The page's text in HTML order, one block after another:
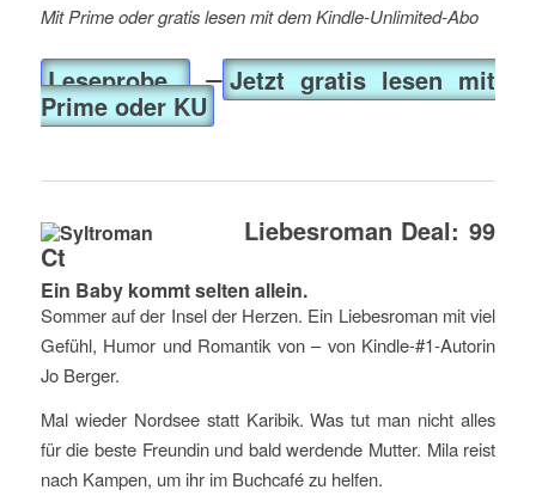
Mit Prime oder gratis lesen mit dem Kindle-Unlimited-Abo
Leseprobe Jetzt gratis lesen mit
Prime oder KU
Liebesroman Deal: 99
Ct
Ein Baby kommt selten allein.
Sommer auf der Insel der Herzen. Ein Liebesroman mit viel
Gefühl, Humor und Romantik von – von Kindle-#1-Autorin
Jo Berger.
Mal wieder Nordsee statt Karibik. Was tut man nicht alles
für die beste Freundin und bald werdende Mutter. Mila reist
nach Kampen, um ihr im Buchcafé zu helfen.